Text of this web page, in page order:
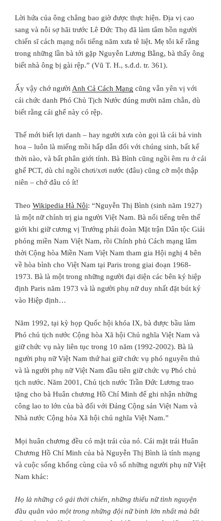
Lời hứa của ông chẳng bao giờ được thực hiện. Ðịa vị cao
sang và nỗi sợ hãi trước Lê Ðức Thọ đã làm tâm hồn người
chiến sĩ cách mạng nổi tiếng năm xưa tê liệt. Mẹ tôi kể rằng
trong những lần bà tới gặp Nguyễn Lương Bằng, bà thấy ông
biết nhà ông bị gài rệp.” (Vũ T. H., s.đ.d. tr. 361).
Ấy vậy chớ người Anh Cả Cách Mạng cũng vẫn yên vị với
cái chức danh Phó Chủ Tịch Nước đúng mười năm chẵn, dù
biết rằng cái ghế này có rệp.
Thế mới biết lợi danh – hay người xưa còn gọi là cái bả vinh
hoa – luôn là miếng mồi hấp dẫn đối với chúng sinh, bất kể
thời nào, và bất phân giới tính. Bà Bình cũng ngồi êm ru ở cái
ghế PCT, dù chỉ ngồi chơi/xơi nước (đâu) cũng cỡ một thập
niên – chớ đâu có ít!
Theo Wikipedia Hà Nội: “Nguyễn Thị Bình (sinh năm 1927)
là một nữ chính trị gia người Việt Nam. Bà nổi tiếng trên thế
giới khi giữ cương vị Trưởng phái đoàn Mặt trận Dân tộc Giải
phóng miền Nam Việt Nam, rồi Chính phủ Cách mạng lâm
thời Cộng hòa Miền Nam Việt Nam tham gia Hội nghị 4 bên
về hòa bình cho Việt Nam tại Paris trong giai đoạn 1968-
1973. Bà là một trong những người đại diện các bên ký hiệp
định Paris năm 1973 và là người phụ nữ duy nhất đặt bút ký
vào Hiệp định…
Năm 1992, tại kỳ họp Quốc hội khóa IX, bà được bầu làm
Phó chủ tịch nước Cộng hòa Xã hội Chủ nghĩa Việt Nam và
giữ chức vụ này liên tục trong 10 năm (1992-2002). Bà là
người phụ nữ Việt Nam thứ hai giữ chức vụ phó nguyên thủ
và là người phụ nữ Việt Nam đầu tiên giữ chức vụ Phó chủ
tịch nước. Năm 2001, Chủ tịch nước Trần Đức Lương trao
tặng cho bà Huân chương Hồ Chí Minh để ghi nhận những
công lao to lớn của bà đối với Đảng Cộng sản Việt Nam và
Nhà nước Cộng hòa Xã hội chủ nghĩa Việt Nam.”
Mọi huân chương đều có mặt trái của nó. Cái mặt trái Huân
Chương Hồ Chí Minh của bà Nguyễn Thị Bình là tính mạng
và cuộc sống khống cùng của vô số những người phụ nữ Việt
Nam khác:
Họ là những cô gái thời chiến, những thiếu nữ tình nguyện
đầu quân vào một trong những đội nữ binh lớn nhất mà bất